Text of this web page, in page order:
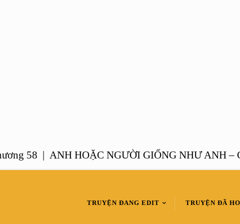
58 |ANH HOẶC NGƯỜI GIỐNG NHƯ ANH –
TRUYỆN ĐANG EDIT TRUYỆN ĐÃ